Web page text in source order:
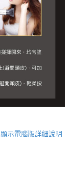
顯示電腦版詳細說明